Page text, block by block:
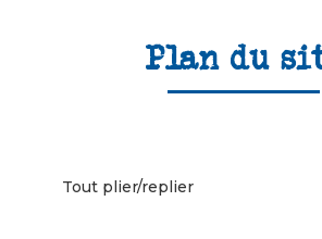
Plan du
Tout plier/replier